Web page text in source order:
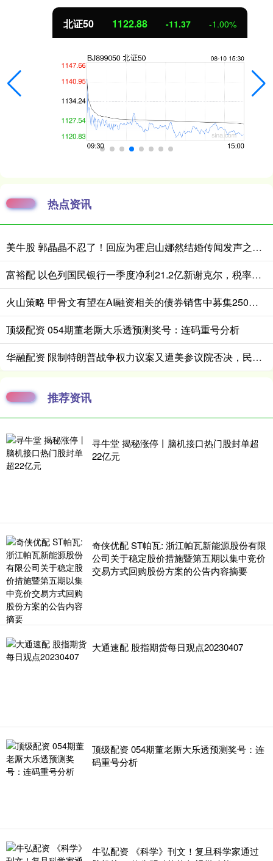
北证50 1122.88 -11.37 -1.00%
热点资讯
美牛股 郭晶晶不忍了！回应为霍启山娜然结婚传闻发声之事，我们都被骗了
富裕配 以色列国民银行一季度净利21.2亿新谢克尔，税率上升与降息拖累业绩
火山策略 甲骨文有望在AI融资相关的债券销售中募集250亿美元
顶级配资 054期董老厮大乐透预测奖号：连码重号分析
华融配资 限制特朗普战争权力议案又遭美参议院否决，民主党表示将“屡败屡战”
推荐资讯
寻牛堂 揭秘涨停丨脑机接口热门股封单超
22亿元
奇侠优配 ST帕瓦: 浙江帕瓦新能源股份有限
公司关于稳定股价措施暨第五期以集中竞价
交易方式回购股份方案的公告内容摘要
大通速配 股指期货每日观点20230407
顶级配资 054期董老厮大乐透预测奖号：连
码重号分析
牛弘配资 《科学》刊文！复旦科学家通过